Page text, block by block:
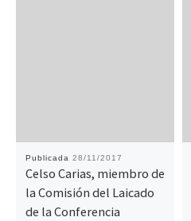
Publicada 28/11/2017
Celso Carias, miembro de
la Comisión del Laicado
de la Conferencia